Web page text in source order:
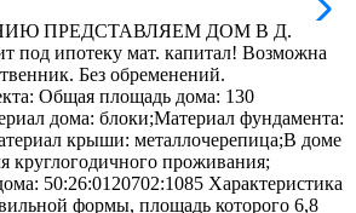
ПРЕДСТАВЛЯЕМ ДОМ В Д.
ипотеку мат. капитал! Возможна
Без обременений.
Общая площадь дома: 130
дома: блоки;Материал фундамента:
крыши: металлочерепица;В доме
круглогодичного проживания;
50:26:0120702:1085 Характеристика
формы, площадь которого 6,8